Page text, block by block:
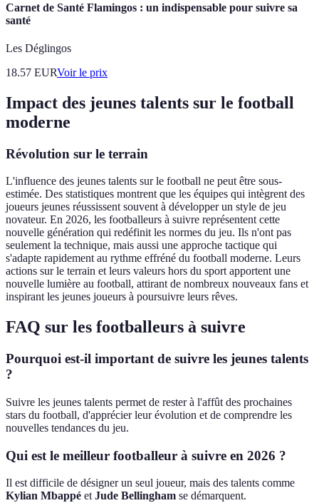
Carnet de Santé Flamingos : un indispensable pour suivre sa
santé
Les Déglingos
18.57 EURVoir le prix
Impact des jeunes talents sur le football
moderne
Révolution sur le terrain
L'influence des jeunes talents sur le football ne peut être sous-
estimée. Des statistiques montrent que les équipes qui intègrent des
joueurs jeunes réussissent souvent à développer un style de jeu
novateur. En 2026, les footballeurs à suivre représentent cette
nouvelle génération qui redéfinit les normes du jeu. Ils n'ont pas
seulement la technique, mais aussi une approche tactique qui
s'adapte rapidement au rythme effréné du football moderne. Leurs
actions sur le terrain et leurs valeurs hors du sport apportent une
nouvelle lumière au football, attirant de nombreux nouveaux fans et
inspirant les jeunes joueurs à poursuivre leurs rêves.
FAQ sur les footballeurs à suivre
Pourquoi est-il important de suivre les jeunes talents
?
Suivre les jeunes talents permet de rester à l'affût des prochaines
stars du football, d'apprécier leur évolution et de comprendre les
nouvelles tendances du jeu.
Qui est le meilleur footballeur à suivre en 2026 ?
Il est difficile de désigner un seul joueur, mais des talents comme
Kylian Mbappé et Jude Bellingham se démarquent.